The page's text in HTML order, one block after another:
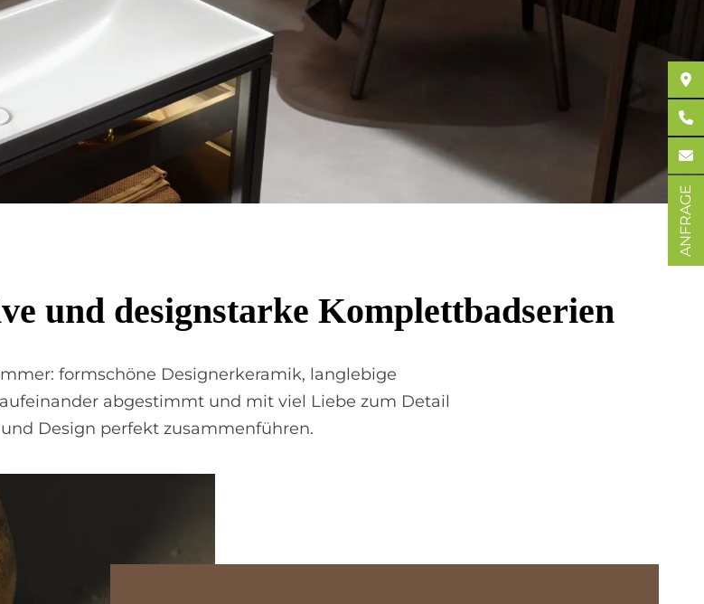
und de­sign­star­ke Kom­plett­bad­se­ri­en
formschöne Designer­keramik, lang­lebige
abgestimmt und mit viel Liebe zum Detail
Design perfekt zusammen­führen.
ANFRAGE